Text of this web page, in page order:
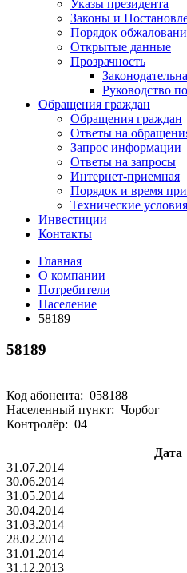
Указы президента
Законы и
Порядок
Открытые данные
Прозрачность
Руководство
Обращения граждан
Обращения граждан
Ответы на
Запрос информации
Ответы на запросы
Интернет-приемная
Порядок и время
Технические условия
Инвестиции
Контакты
Главная
О компании
Потребители
Население
58189
58189
Код абонента: 058188
Населенный пункт: Чорбог
Контролёр: 04
Дата
31.07.2014
30.06.2014
31.05.2014
30.04.2014
31.03.2014
28.02.2014
31.01.2014
31.12.2013